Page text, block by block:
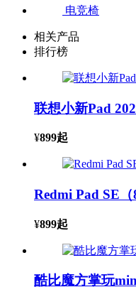
电竞椅
相关产品
排行榜
联想小新Pad
¥899起
Redmi Pad SE（
¥899起
酷比魔方掌玩